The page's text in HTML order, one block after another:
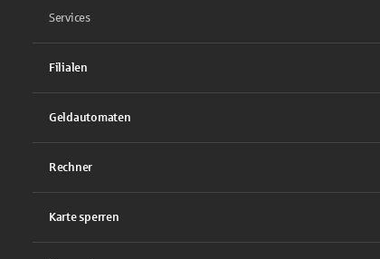
Services
Filialen
Geldautomaten
Rechner
Karte sperren